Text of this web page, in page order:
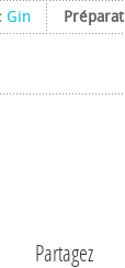
Gin
Partagez